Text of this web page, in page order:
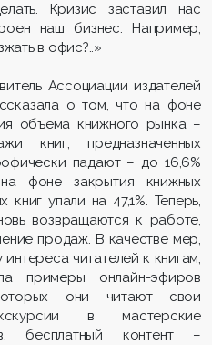
Кризис заставил нас
наш бизнес. Например,
в офис?..»
Ассоциации издателей
о том, что на фоне
объема книжного рынка –
книг, предназначенных
падают – до 16,6%
фоне закрытия книжных
книг упали на 47,1%. Теперь,
возвращаются к работе,
продаж. В качестве мер,
читателей к книгам,
примеры онлайн-эфиров
они читают свои
в мастерские
бесплатный контент –